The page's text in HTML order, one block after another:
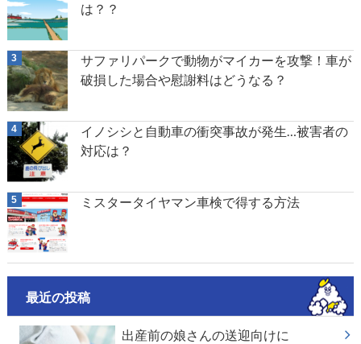
は？？
サファリパークで動物がマイカーを攻撃！車が
破損した場合や慰謝料はどうなる？
イノシシと自動車の衝突事故が発生…被害者の
対応は？
ミスタータイヤマン車検で得する方法
最近の投稿
出産前の娘さんの送迎向けに